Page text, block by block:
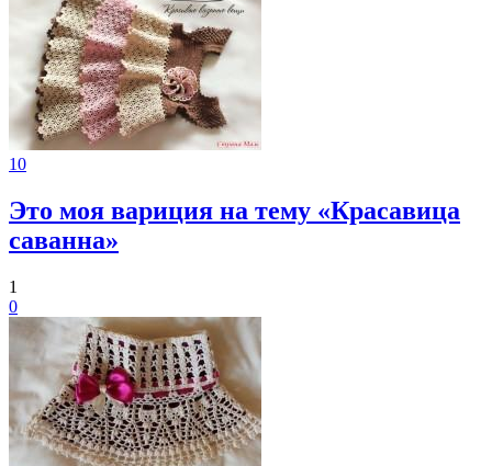
10
Это моя вариция на тему «Красавица
саванна»
1
0